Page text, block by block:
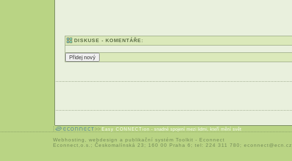
DISKUSE - KOMENTÁŘE:
Easy CONNECTion - snadné spojení mezi lidmi, kteří mění svět
Webhosting webdesign a publikační systém Toolkit - Econnect
Econnect,o.s.; Českomalínská 23; 160 00 Praha 6; tel: 224 311 780; econnect@ecn.cz